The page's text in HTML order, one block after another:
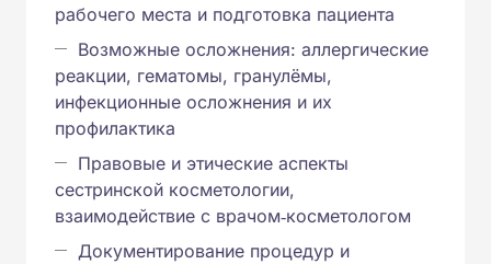
рабочего места и подготовка пациента
Возможные осложнения: аллергические
реакции, гематомы, гранулёмы,
инфекционные осложнения и их
профилактика
Правовые и этические аспекты
сестринской косметологии,
взаимодействие с врачом‑косметологом
Документирование процедур и